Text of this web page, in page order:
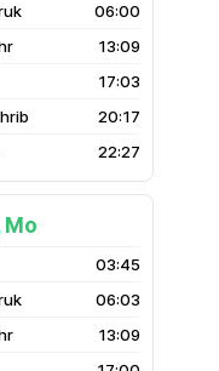
06:00
13:09
17:03
20:17
22:27
Mo
03:45
06:03
13:09